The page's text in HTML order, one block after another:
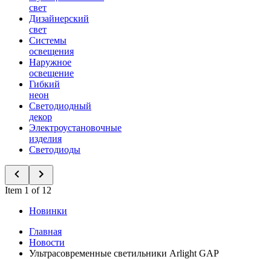
свет
Дизайнерский
свет
Системы
освещения
Наружное
освещение
Гибкий
неон
Светодиодный
декор
Электроустановочные
изделия
Светодиоды
Item 1 of 12
Новинки
Главная
Новости
Ультрасовременные светильники Arlight GAP